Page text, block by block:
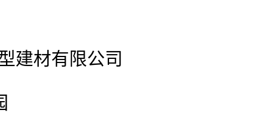
建材有限公司